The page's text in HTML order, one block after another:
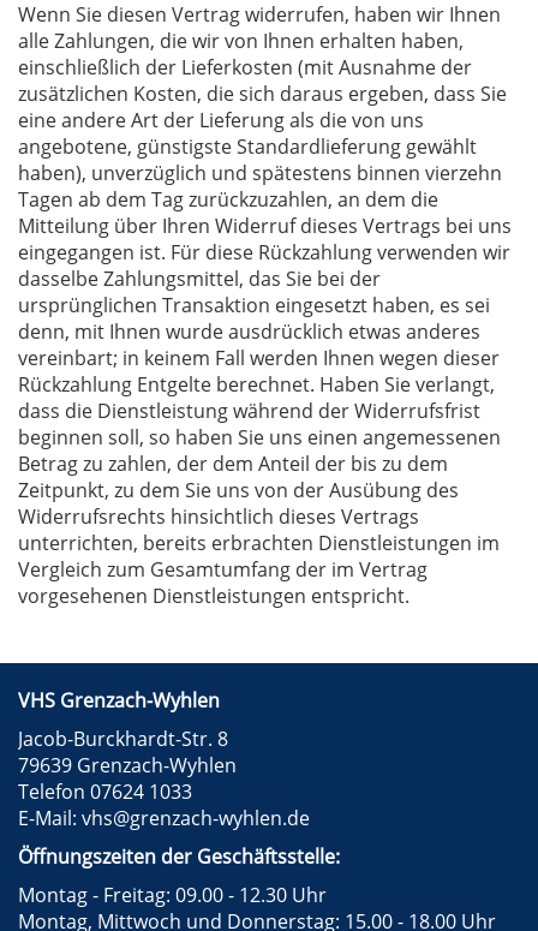
Wenn Sie diesen Vertrag widerrufen, haben wir Ihnen
alle Zahlungen, die wir von Ihnen erhalten haben,
einschließlich der Lieferkosten (mit Ausnahme der
zusätzlichen Kosten, die sich daraus ergeben, dass Sie
eine andere Art der Lieferung als die von uns
angebotene, günstigste Standardlieferung gewählt
haben), unverzüglich und spätestens binnen vierzehn
Tagen ab dem Tag zurückzuzahlen, an dem die
Mitteilung über Ihren Widerruf dieses Vertrags bei uns
eingegangen ist. Für diese Rückzahlung verwenden wir
dasselbe Zahlungsmittel, das Sie bei der
ursprünglichen Transaktion eingesetzt haben, es sei
denn, mit Ihnen wurde ausdrücklich etwas anderes
vereinbart; in keinem Fall werden Ihnen wegen dieser
Rückzahlung Entgelte berechnet. Haben Sie verlangt,
dass die Dienstleistung während der Widerrufsfrist
beginnen soll, so haben Sie uns einen angemessenen
Betrag zu zahlen, der dem Anteil der bis zu dem
Zeitpunkt, zu dem Sie uns von der Ausübung des
Widerrufsrechts hinsichtlich dieses Vertrags
unterrichten, bereits erbrachten Dienstleistungen im
Vergleich zum Gesamtumfang der im Vertrag
vorgesehenen Dienstleistungen entspricht.
VHS Grenzach-Wyhlen
Jacob-Burckhardt-Str. 8
79639 Grenzach-Wyhlen
Telefon 07624 1033
E-Mail: vhs@grenzach-wyhlen.de
Öffnungszeiten der Geschäftsstelle:
Montag - Freitag: 09.00 - 12.30 Uhr
Montag, Mittwoch und Donnerstag: 15.00 - 18.00 Uhr